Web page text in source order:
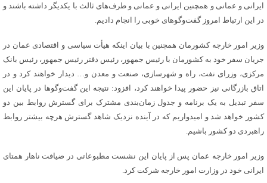
ایرانی و عمانی و همچنین ایرانی‌ و عمانی و طرف‌های ثالث با یکدیگر داشته باشند و
در این ارتباط امروز گفت‌وگوهای خوبی را انجام دادیم.
وزیر امور خارجه کشورمان همچنین با بیان اینکه هیأت سیاسی و اقتصادی عمان در
جریان سفر خود به کشورمان با رئیس جمهور،‌ رئیس دفتر رئیس جمهور، رئیس بانک
مرکزی، وزرای نفت، راه و شهرسازی، صنعت و معدن و… دیدار خواهند کرد و در
اتاق بازرگانی نیز حضور پیدا خواهند کرد، افزود: نتیجه این گفت‌وگوها در پایان این
سفر تبدیل به یک برنامه و جدول زمان‌بندی مشترک برای گسترش روابط بین دو
کشور خواهد شد و امیدواریم که در آینده نزدیک شاهد گسترش هرچه بیشتر روابط
راهبردی دو کشور باشیم.
وزیر امور خارجه عمان پس از پایان این نشست مطبوعاتی در ضیافت ناهار همتای
ایرانی خود در وزارت امور خارجه شرکت کرد.